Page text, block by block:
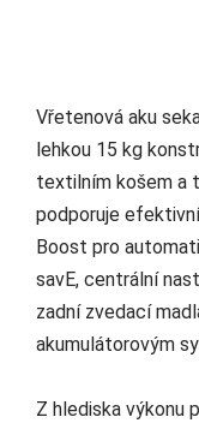
Vřetenová aku
lehkou 15 kg
textilním košem a
podporuje
Boost pro
savE, centrální
zadní zvedací
akumulátorovým
Z hlediska výkonu